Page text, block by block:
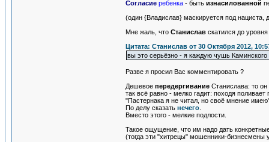
Согласие ребенка - быть изнасилованной
(один {Владислав} маскируется под
Мне жаль, что Станислав скатился до
Цитата: Станислав от 30 Октября 2012,
вы это серьёзно - я каждую чушь
Разве я просил Вас комментировать ?
Дешевое передергивание Станислава: то он
так всё равно - мелко гадит: походя
"Пастернака я не читал, но своё мнение
По делу сказать нечего
Вместо этого - мелкие подлости.
Такое ощущение, что им надо дать
(тогда эти "хитрецы" мошенники-бизнесмены